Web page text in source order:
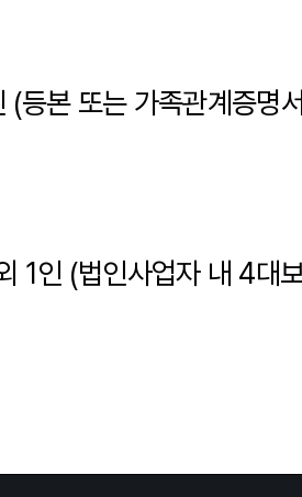
(등본 또는 가족관계증명
1인 (법인사업자 내 4대